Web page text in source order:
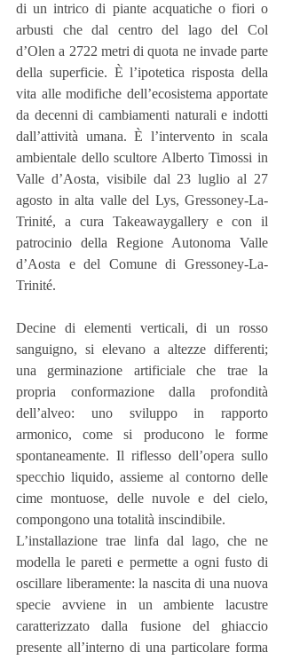
di un intrico di piante acquatiche o fiori o
arbusti che dal centro del lago del Col
d’Olen a 2722 metri di quota ne invade parte
della superficie. È l’ipotetica risposta della
vita alle modifiche dell’ecosistema apportate
da decenni di cambiamenti naturali e indotti
dall’attività umana. È l’intervento in scala
ambientale dello scultore Alberto Timossi in
Valle d’Aosta, visibile dal 23 luglio al 27
agosto in alta valle del Lys, Gressoney-La-
Trinité, a cura Takeawaygallery e con il
patrocinio della Regione Autonoma Valle
d’Aosta e del Comune di Gressoney-La-
Trinité.
Decine di elementi verticali, di un rosso
sanguigno, si elevano a altezze differenti;
una germinazione artificiale che trae la
propria conformazione dalla profondità
dell’alveo: uno sviluppo in rapporto
armonico, come si producono le forme
spontaneamente. Il riflesso dell’opera sullo
specchio liquido, assieme al contorno delle
cime montuose, delle nuvole e del cielo,
compongono una totalità inscindibile.
L’installazione trae linfa dal lago, che ne
modella le pareti e permette a ogni fusto di
oscillare liberamente: la nascita di una nuova
specie avviene in un ambiente lacustre
caratterizzato dalla fusione del ghiaccio
presente all’interno di una particolare forma